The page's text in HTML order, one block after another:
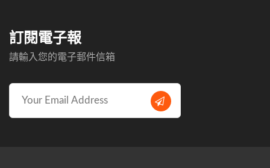
訂閱電子報
請輸入您的電子郵件信箱